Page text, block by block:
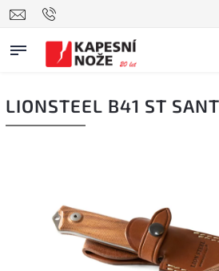
LIONSTEEL B41 ST